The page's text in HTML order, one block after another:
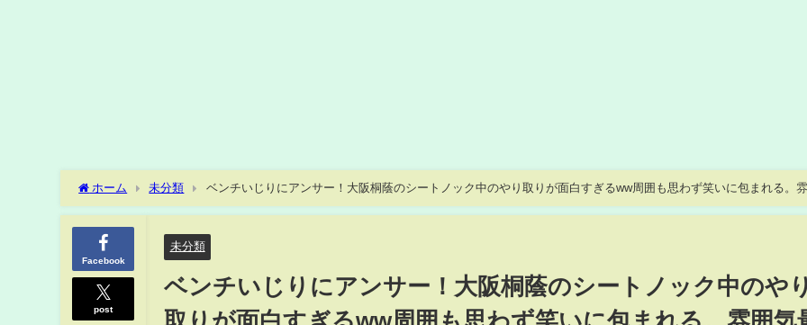
ホーム 未分類
ベンチいじりにアンサー！大阪桐蔭のシートノック中のやり取りが面白すぎるww周囲も思わず笑いに包まれる。雰
最高！！
Facebook
post
未分類
ベンチいじりにアンサー！大阪桐蔭のシートノック中のやり